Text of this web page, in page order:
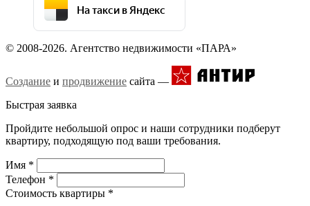
На такси в Яндекс
© 2008-2026. Агентство недвижимости «ПАРА»
Создание и продвижение сайта —
Быстрая заявка
Пройдите небольшой опрос и наши сотрудники подберут
квартиру, подходящую под ваши требования.
Имя *
Телефон *
Стоимость квартиры *